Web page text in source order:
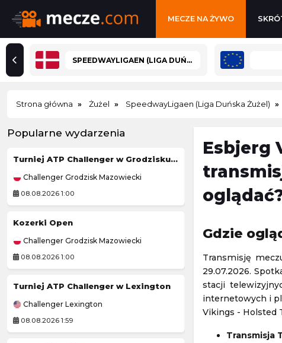
MECZE NA ŻYWO
SPEEDWAYLIGAEN (LIGA DUŃSKA ŻUŻEL)
Strona główna Żużel SpeedwayLigaen (Liga Duńska Żużel)
Popularne wydarzenia
Turniej ATP Challenger w Grodzisku Mazowieckim
Challenger Grodzisk Mazowiecki
08.08.2026 1:00
Kozerki Open
Challenger Grodzisk Mazowiecki
08.08.2026 1:00
Turniej ATP Challenger w Lexington
Challenger Lexington
08.08.2026 1:59
PRIME MMA
Prime MMA
08.08.2026 2:00
Prime MMA
08.08.2026 2:00
PRIME MMA 18
Prime MMA
Esbjerg
Gdzie
Transmisję
29.07.2026.
stacji
internetowych i
Vikings - Holsted
Transmisja